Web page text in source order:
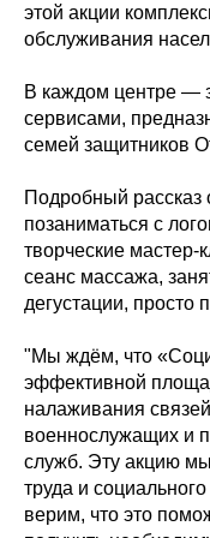
этой акции
обслуживания
В каждом центре —
сервисами,
семей защитников
Подробный рассказ
позаниматься с
творческие мастер-
сеанс массажа,
дегустации, просто
"Мы ждём, что
эффективной
налаживания
военнослужащих и
служб. Эту акцию
труда и
верим, что это